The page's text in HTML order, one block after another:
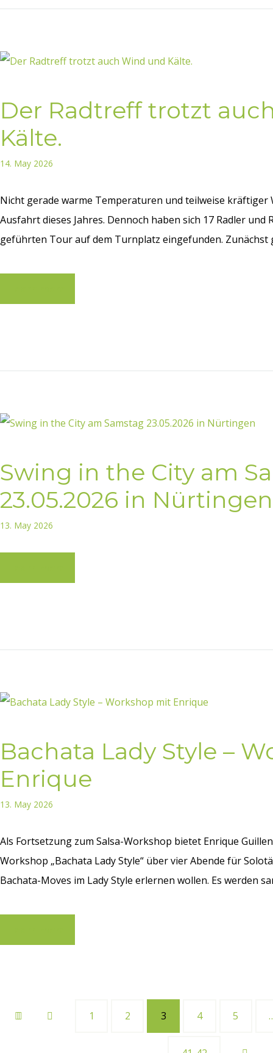
Der Radtreff trotzt
Kälte.
14. May 2026
Nicht gerade warme Temperaturen und teilweise kräftiger
Ausfahrt dieses Jahres. Dennoch haben sich 17 Radler
geführten Tour auf dem Turnplatz eingefunden. Zunächst
Swing in the City am
23.05.2026 in Nürtingen
13. May 2026
Bachata Lady Style –
Enrique
13. May 2026
Als Fortsetzung zum Salsa-Workshop bietet Enrique
Workshop „Bachata Lady Style“ über vier Abende für
Bachata-Moves im Lady Style erlernen wollen. Es werden
1 2 3 4 5